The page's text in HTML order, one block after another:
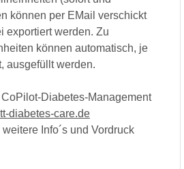
können per EMail verschickt
exportiert werden. Zu
können automatisch, je
ausgefüllt werden.
Diabetes-Management
diabetes-care.de
Info´s und Vordruck